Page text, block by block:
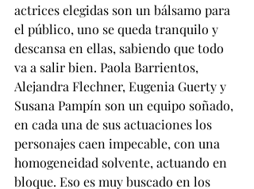
actrices elegidas son un bálsamo para
el público, uno se queda tranquilo y
descansa en ellas, sabiendo que todo
va a salir bien. Paola Barrientos,
Alejandra Flechner, Eugenia Guerty y
Susana Pampín son un equipo soñado,
en cada una de sus actuaciones los
personajes caen impecable, con una
homogeneidad solvente, actuando en
bloque. Eso es muy buscado en los